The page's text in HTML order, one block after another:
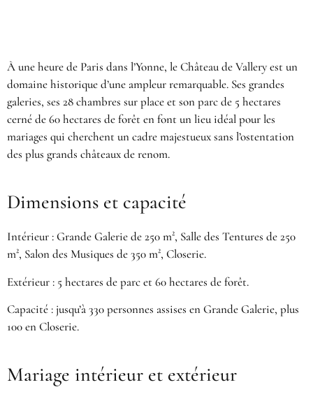
À une heure de Paris dans l’Yonne, le Château de Vallery est un
domaine historique d’une ampleur remarquable. Ses grandes
galeries, ses 28 chambres sur place et son parc de 5 hectares
cerné de 60 hectares de forêt en font un lieu idéal pour les
mariages qui cherchent un cadre majestueux sans l’ostentation
des plus grands châteaux de renom.
Dimensions et capacité
Intérieur : Grande Galerie de 250 m², Salle des Tentures de 250
m², Salon des Musiques de 350 m², Closerie.
Extérieur : 5 hectares de parc et 60 hectares de forêt.
Capacité : jusqu’à 330 personnes assises en Grande Galerie, plus
100 en Closerie.
Mariage intérieur et extérieur